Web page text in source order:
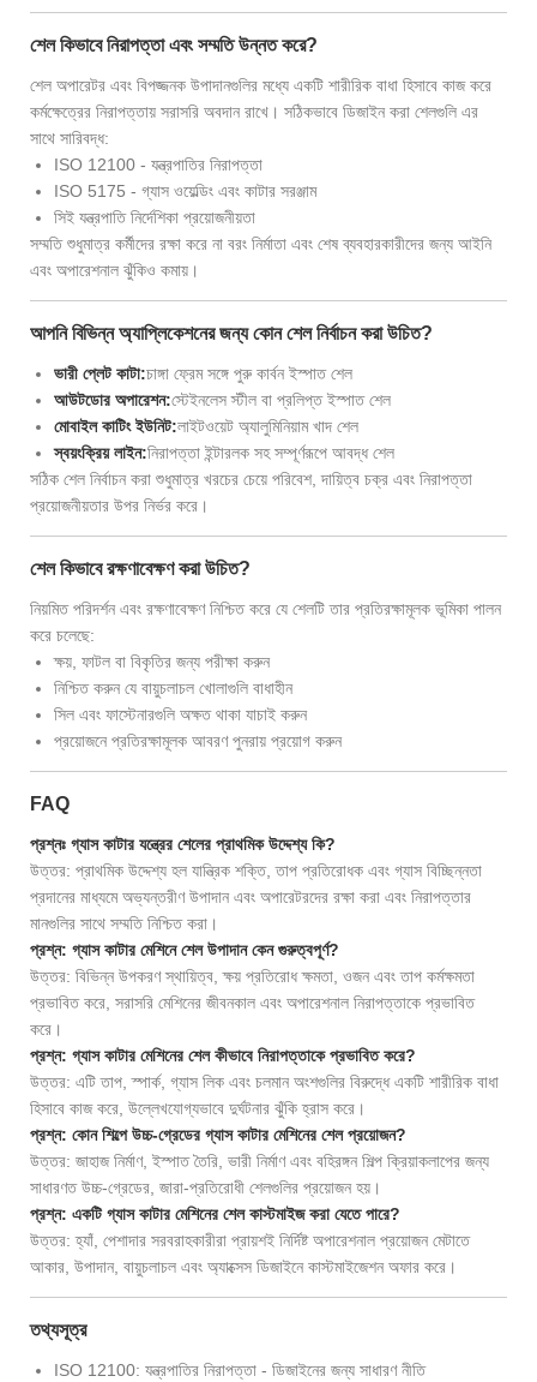
শেল কিভাবে নিরাপত্তা এবং সম্মতি উন্নত করে?
শেল অপারেটর এবং বিপজ্জনক উপাদানগুলির মধ্যে একটি শারীরিক বাধা হিসাবে কাজ করে
কর্মক্ষেত্রের নিরাপত্তায় সরাসরি অবদান রাখে। সঠিকভাবে ডিজাইন করা শেলগুলি এর
সাথে সারিবদ্ধ:
ISO 12100 - যন্ত্রপাতির নিরাপত্তা
ISO 5175 - গ্যাস ওয়েল্ডিং এবং কাটার সরঞ্জাম
সিই যন্ত্রপাতি নির্দেশিকা প্রয়োজনীয়তা
সম্মতি শুধুমাত্র কর্মীদের রক্ষা করে না বরং নির্মাতা এবং শেষ ব্যবহারকারীদের জন্য আইনি
এবং অপারেশনাল ঝুঁকিও কমায়।
আপনি বিভিন্ন অ্যাপ্লিকেশনের জন্য কোন শেল নির্বাচন করা উচিত?
ভারী প্লেট কাটা:চাঙ্গা ফ্রেম সঙ্গে পুরু কার্বন ইস্পাত শেল
আউটডোর অপারেশন:স্টেইনলেস স্টীল বা প্রলিপ্ত ইস্পাত শেল
মোবাইল কাটিং ইউনিট:লাইটওয়েট অ্যালুমিনিয়াম খাদ শেল
স্বয়ংক্রিয় লাইন:নিরাপত্তা ইন্টারলক সহ সম্পূর্ণরূপে আবদ্ধ শেল
সঠিক শেল নির্বাচন করা শুধুমাত্র খরচের চেয়ে পরিবেশ, দায়িত্ব চক্র এবং নিরাপত্তা
প্রয়োজনীয়তার উপর নির্ভর করে।
শেল কিভাবে রক্ষণাবেক্ষণ করা উচিত?
নিয়মিত পরিদর্শন এবং রক্ষণাবেক্ষণ নিশ্চিত করে যে শেলটি তার প্রতিরক্ষামূলক ভূমিকা পালন
করে চলেছে:
ক্ষয়, ফাটল বা বিকৃতির জন্য পরীক্ষা করুন
নিশ্চিত করুন যে বায়ুচলাচল খোলাগুলি বাধাহীন
সিল এবং ফাস্টেনারগুলি অক্ষত থাকা যাচাই করুন
প্রয়োজনে প্রতিরক্ষামূলক আবরণ পুনরায় প্রয়োগ করুন
FAQ
প্রশ্নঃ গ্যাস কাটার যন্ত্রের শেলের প্রাথমিক উদ্দেশ্য কি?
উত্তর: প্রাথমিক উদ্দেশ্য হল যান্ত্রিক শক্তি, তাপ প্রতিরোধক এবং গ্যাস বিচ্ছিন্নতা
প্রদানের মাধ্যমে অভ্যন্তরীণ উপাদান এবং অপারেটরদের রক্ষা করা এবং নিরাপত্তার
মানগুলির সাথে সম্মতি নিশ্চিত করা।
প্রশ্ন: গ্যাস কাটার মেশিনে শেল উপাদান কেন গুরুত্বপূর্ণ?
উত্তর: বিভিন্ন উপকরণ স্থায়িত্ব, ক্ষয় প্রতিরোধ ক্ষমতা, ওজন এবং তাপ কর্মক্ষমতা
প্রভাবিত করে, সরাসরি মেশিনের জীবনকাল এবং অপারেশনাল নিরাপত্তাকে প্রভাবিত
করে।
প্রশ্ন: গ্যাস কাটার মেশিনের শেল কীভাবে নিরাপত্তাকে প্রভাবিত করে?
উত্তর: এটি তাপ, স্পার্ক, গ্যাস লিক এবং চলমান অংশগুলির বিরুদ্ধে একটি শারীরিক বাধা
হিসাবে কাজ করে, উল্লেখযোগ্যভাবে দুর্ঘটনার ঝুঁকি হ্রাস করে।
প্রশ্ন: কোন শিল্পে উচ্চ-গ্রেডের গ্যাস কাটার মেশিনের শেল প্রয়োজন?
উত্তর: জাহাজ নির্মাণ, ইস্পাত তৈরি, ভারী নির্মাণ এবং বহিরঙ্গন শিল্প ক্রিয়াকলাপের জন্য
সাধারণত উচ্চ-গ্রেডের, জারা-প্রতিরোধী শেলগুলির প্রয়োজন হয়।
প্রশ্ন: একটি গ্যাস কাটার মেশিনের শেল কাস্টমাইজ করা যেতে পারে?
উত্তর: হ্যাঁ, পেশাদার সরবরাহকারীরা প্রায়শই নির্দিষ্ট অপারেশনাল প্রয়োজন মেটাতে
আকার, উপাদান, বায়ুচলাচল এবং অ্যাক্সেস ডিজাইনে কাস্টমাইজেশন অফার করে।
তথ্যসূত্র
ISO 12100: যন্ত্রপাতির নিরাপত্তা - ডিজাইনের জন্য সাধারণ নীতি